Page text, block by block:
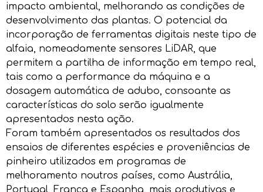
impacto ambiental, melhorando as condições de
desenvolvimento das plantas. O potencial da
incorporação de ferramentas digitais neste tipo de
alfaia, nomeadamente sensores LiDAR, que
permitem a partilha de informação em tempo real,
tais como a performance da máquina e a
dosagem automática de adubo, consoante as
características do solo serão igualmente
apresentados nesta ação.
Foram também apresentados os resultados dos
ensaios de diferentes espécies e proveniências de
pinheiro utilizados em programas de
melhoramento noutros países, como Austrália,
Portugal, França e Espanha, mais produtivas e